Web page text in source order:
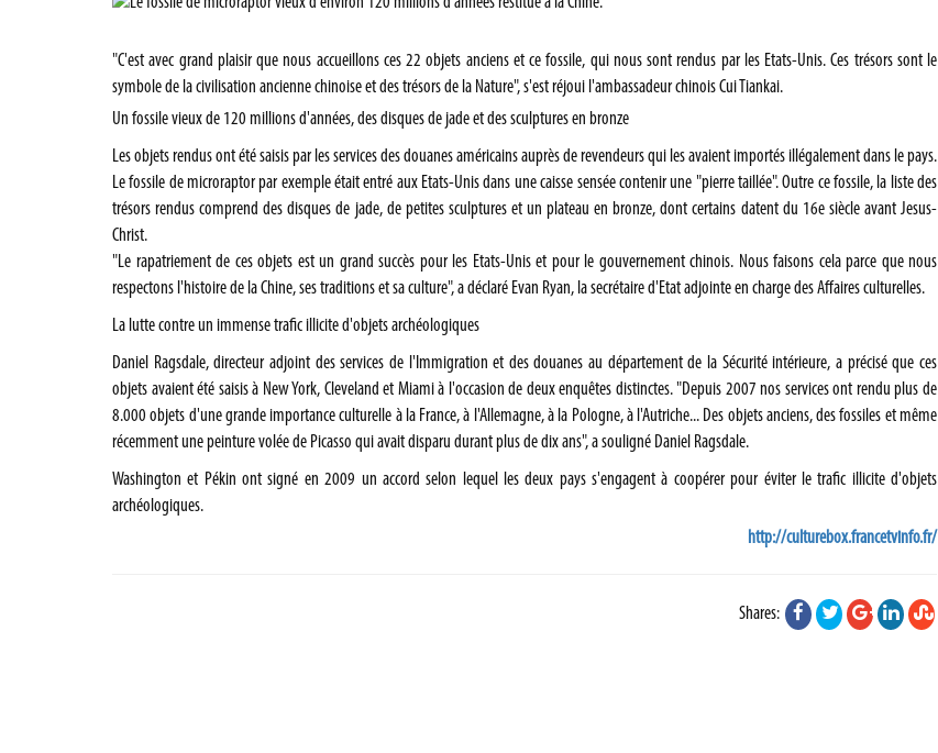
"C'est avec grand plaisir que nous accueillons ces 22 objets anciens et ce fossile, qui nous sont rendus par les Etats-Unis. Ces trésors sont le
symbole de la civilisation ancienne chinoise et des trésors de la Nature", s'est réjoui l'ambassadeur chinois Cui Tiankai.
Un fossile vieux de 120 millions d'années, des disques de jade et des sculptures en bronze
Les objets rendus ont été saisis par les services des douanes américains auprès de revendeurs qui les avaient importés illégalement dans le pays.
Le fossile de microraptor par exemple était entré aux Etats-Unis dans une caisse sensée contenir une "pierre taillée". Outre ce fossile, la liste des
trésors rendus comprend des disques de jade, de petites sculptures et un plateau en bronze, dont certains datent du 16e siècle avant Jesus-
Christ.
"Le rapatriement de ces objets est un grand succès pour les Etats-Unis et pour le gouvernement chinois. Nous faisons cela parce que nous
respectons l'histoire de la Chine, ses traditions et sa culture", a déclaré Evan Ryan, la secrétaire d'Etat adjointe en charge des Affaires culturelles.
La lutte contre un immense trafic illicite d'objets archéologiques
Daniel Ragsdale, directeur adjoint des services de l'Immigration et des douanes au département de la Sécurité intérieure, a précisé que ces
objets avaient été saisis à New York, Cleveland et Miami à l'occasion de deux enquêtes distinctes. "Depuis 2007 nos services ont rendu plus de
8.000 objets d'une grande importance culturelle à la France, à l'Allemagne, à la Pologne, à l'Autriche... Des objets anciens, des fossiles et même
récemment une peinture volée de Picasso qui avait disparu durant plus de dix ans", a souligné Daniel Ragsdale.
Washington et Pékin ont signé en 2009 un accord selon lequel les deux pays s'engagent à coopérer pour éviter le trafic illicite d'objets
archéologiques.
http://culturebox.francetvinfo.fr/
Shares: